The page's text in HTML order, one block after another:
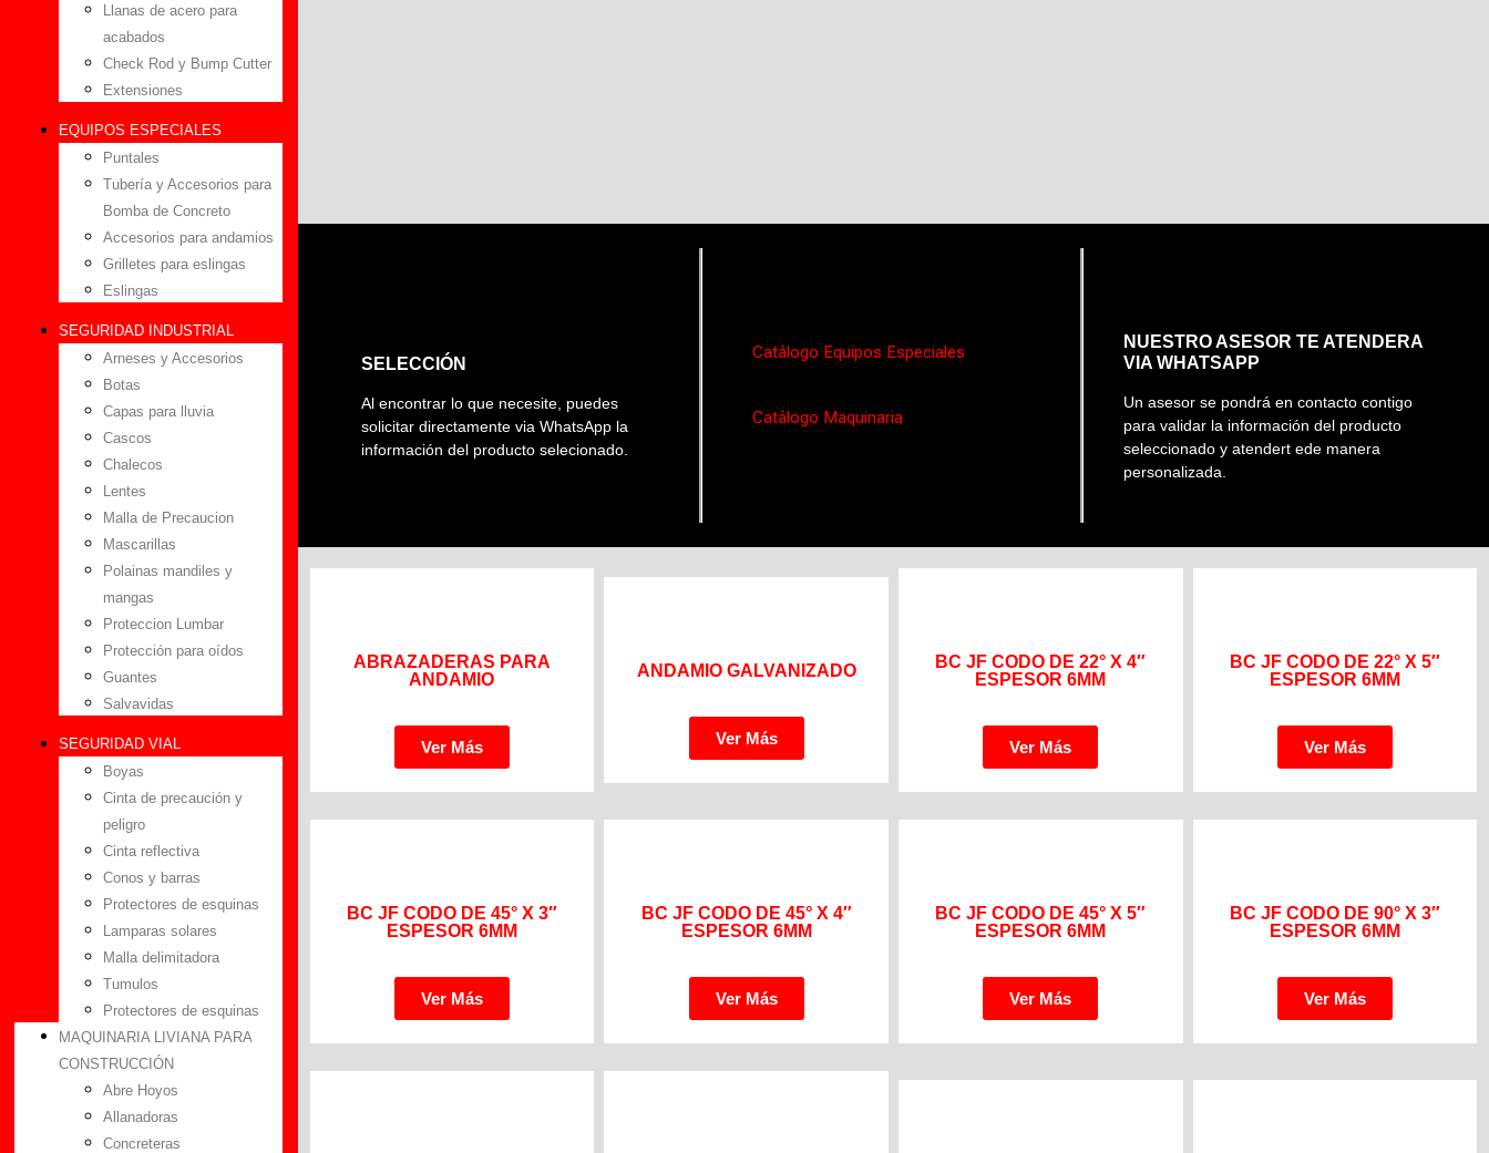
Llanas de acero para
acabados
Check Rod y Bump Cutter
Extensiones
EQUIPOS ESPECIALES
Puntales
Tubería y Accesorios para
Bomba de Concreto
Accesorios para andamios
Grilletes para eslingas
Eslingas
SEGURIDAD INDUSTRIAL
Arneses y Accesorios
Botas
Capas para lluvia
Cascos
Chalecos
Lentes
Malla de Precaucion
Mascarillas
Polainas mandiles y
mangas
Proteccion Lumbar
Protección para oídos
Guantes
Salvavidas
SEGURIDAD VIAL
Boyas
Cinta de precaución y
peligro
Cinta reflectiva
Conos y barras
Protectores de esquinas
Lamparas solares
Malla delimitadora
Tumulos
Protectores de esquinas
MAQUINARIA LIVIANA PARA
CONSTRUCCIÓN
Abre Hoyos
Allanadoras
Concreteras
SELECCIÓN
Al encontrar lo que necesite, puedes
solicitar directamente via WhatsApp la
información del producto selecionado.
Catálogo Equipos Especiales
Catálogo Maquinaria
NUESTRO ASESOR TE ATENDERA
VIA WHATSAPP
Un asesor se pondrá en contacto contigo
para validar la información del producto
seleccionado y atendert ede manera
personalizada.
ABRAZADERAS PARA
ANDAMIO
Ver Más
ANDAMIO GALVANIZADO
Ver Más
BC JF CODO DE 22° X 4″
ESPESOR 6MM
Ver Más
BC JF CODO DE 22° X 5″
ESPESOR 6MM
Ver Más
BC JF CODO DE 45° X 3″
ESPESOR 6MM
Ver Más
BC JF CODO DE 45° X 4″
ESPESOR 6MM
Ver Más
BC JF CODO DE 45° X 5″
ESPESOR 6MM
Ver Más
BC JF CODO DE 90° X 3″
ESPESOR 6MM
Ver Más